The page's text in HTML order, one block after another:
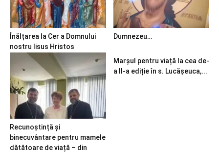
Înălțarea la Cer a Domnului
nostru Iisus Hristos
Dumnezeu…
Recunoștință și
binecuvântare pentru mamele
dătătoare de viață – din
Marșul pentru viață la cea de-
a II-a ediție în s. Lucășeuca,...